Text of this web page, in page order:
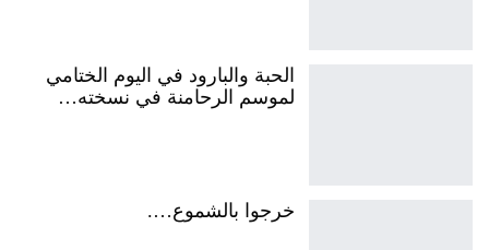
الحبة والبارود في اليوم الختامي
لموسم الرحامنة في نسخته…
خرجوا بالشموع….